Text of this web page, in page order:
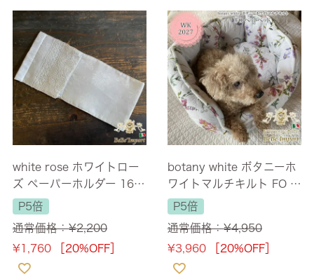
white rose ホワイトロー
ズ ペーパーホルダー 16×
36cm
P5倍
通常価格：¥2,200
¥1,760 ［20%OFF］
botany white ボタニーホ
ワイトマルチキルト FO ペ
ットベッドL
P5倍
通常価格：¥4,950
¥3,960 ［20%OFF］